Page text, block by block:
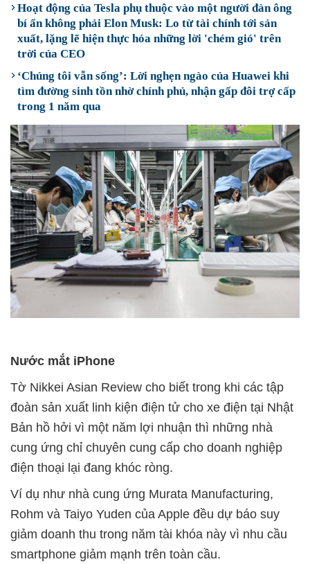
Hoạt động của Tesla phụ thuộc vào một người đàn ông
bí ẩn không phải Elon Musk: Lo từ tài chính tới sản
xuất, lặng lẽ hiện thực hóa những lời 'chém gió' trên
trời của CEO
‘Chúng tôi vẫn sống’: Lời nghẹn ngào của Huawei khi
tìm đường sinh tồn nhờ chính phủ, nhận gấp đôi trợ cấp
trong 1 năm qua
Nước mắt iPhone
Tờ Nikkei Asian Review cho biết trong khi các tập
đoàn sản xuất linh kiện điện tử cho xe điện tại Nhật
Bản hồ hởi vì một năm lợi nhuận thì những nhà
cung ứng chỉ chuyên cung cấp cho doanh nghiệp
điện thoại lại đang khóc ròng.
Ví dụ như nhà cung ứng Murata Manufacturing,
Rohm và Taiyo Yuden của Apple đều dự báo suy
giảm doanh thu trong năm tài khóa này vì nhu cầu
smartphone giảm mạnh trên toàn cầu.